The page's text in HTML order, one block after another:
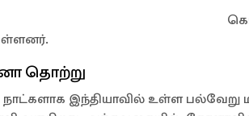
தொற்று
நாட்களாக இந்தியாவில் உள்ள